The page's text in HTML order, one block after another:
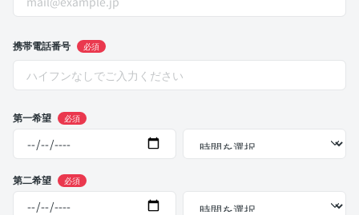
携帯電話番号 必須
第一希望 必須
第二希望 必須